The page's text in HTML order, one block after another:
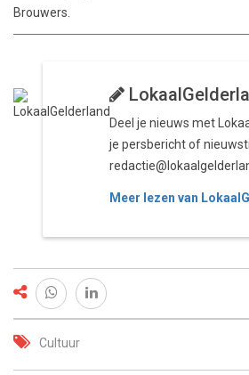
Brouwers.
Deel je nieuws met
je persbericht of
Meer lezen van
Cultuur